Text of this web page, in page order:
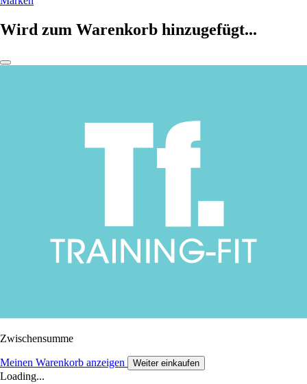
Wird zum Warenkorb hinzugefügt...
Zwischensumme
Meinen Warenkorb anzeigen Weiter einkaufen
Loading...